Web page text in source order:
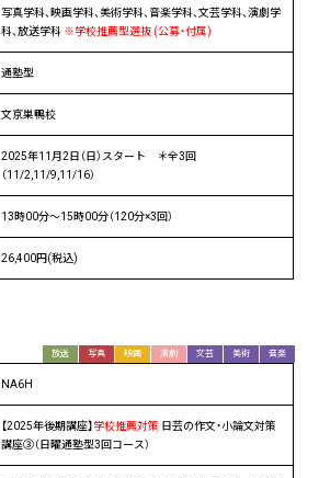
写真学科、映画学科、美術学科、音楽学科、文芸学科、演劇学
科、放送学科 ※学校推薦型選抜 (公募・付属)
通塾型
文京巣鴨校
2025年11月2日（日）スタート ＊全3回
（11/2,11/9,11/16）
13時00分〜15時00分（120分×3回）
26,400円(税込)
放送 写真 映画 演劇 文芸 美術 音楽
NA6H
【2025年後期講座】 学校推薦対策 日芸の作文・小論文対策
講座③（日曜通塾型3回コース）